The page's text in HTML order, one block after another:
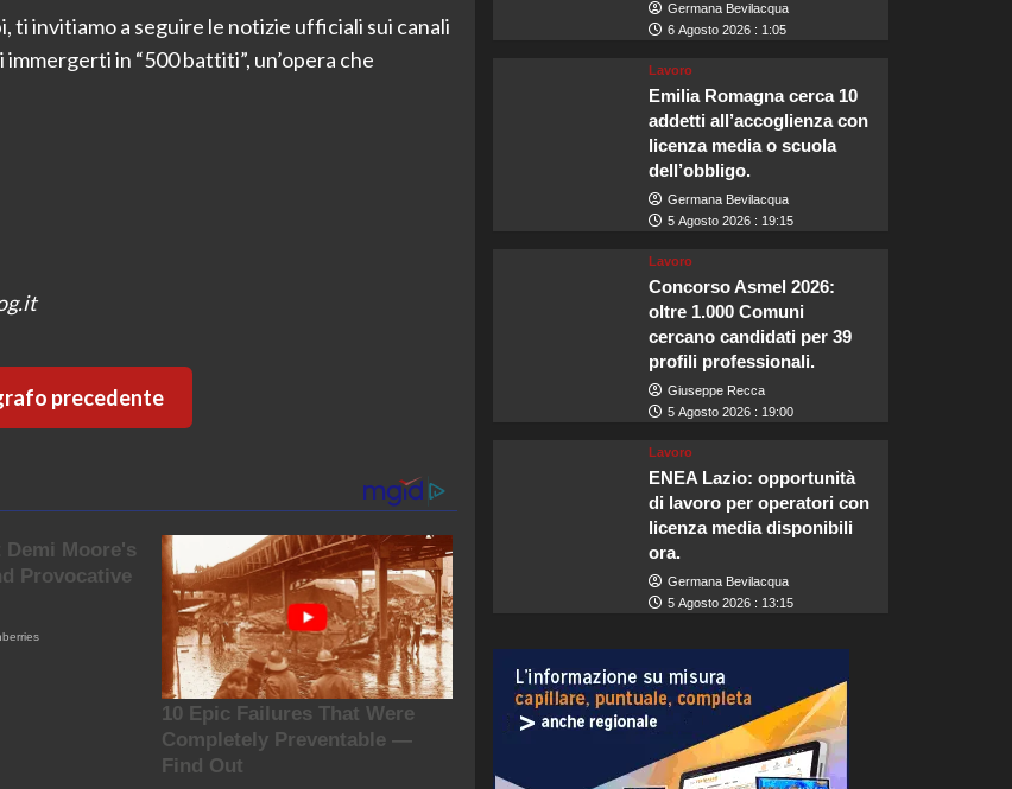
ti invitiamo a seguire le notizie ufficiali sui canali
in “500 battiti”, un’opera che
precedente
Germana Bevilacqua
6 Agosto 2026 : 1:05
Lavoro
Emilia Romagna cerca 10
addetti all’accoglienza con
licenza media o scuola
dell’obbligo.
Germana Bevilacqua
5 Agosto 2026 : 19:15
Lavoro
Concorso Asmel 2026:
oltre 1.000 Comuni
cercano candidati per 39
profili professionali.
Giuseppe Recca
5 Agosto 2026 : 19:00
Lavoro
ENEA Lazio: opportunità
di lavoro per operatori con
licenza media disponibili
ora.
Germana Bevilacqua
5 Agosto 2026 : 13:15